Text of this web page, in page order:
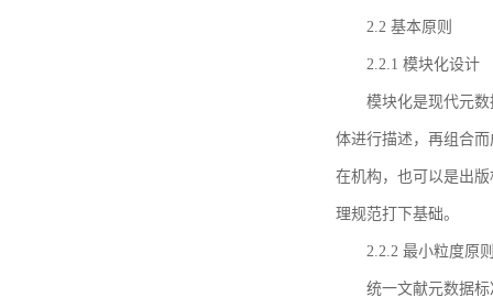
2.2 基本原则
2.2.1 模块化设计
模块化是现代元
体进行描述，再组合
在机构，也可以是出
理规范打下基础。
2.2.2 最小粒度原
统一文献元数据